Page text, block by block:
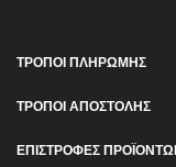
ΤΡΟΠΟΙ ΠΛΗΡΩΜΗΣ
ΤΡΟΠΟΙ ΑΠΟΣΤΟΛΗΣ
ΕΠΙΣΤΡΟΦΕΣ